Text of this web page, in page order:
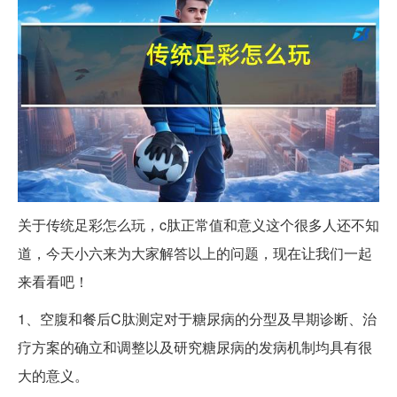
关于传统足彩怎么玩，c肽正常值和意义这个很多人还不知
道，今天小六来为大家解答以上的问题，现在让我们一起
来看看吧！
1、空腹和餐后C肽测定对于糖尿病的分型及早期诊断、治
疗方案的确立和调整以及研究糖尿病的发病机制均具有很
大的意义。